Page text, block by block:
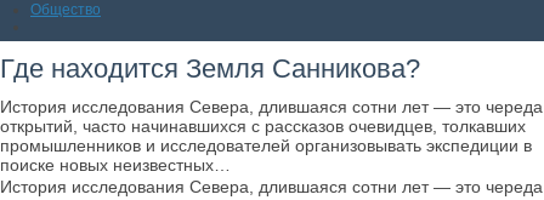
Общество
Где находится Земля Санникова?
История исследования Севера, длившаяся сотни лет — это череда
открытий, часто начинавшихся с рассказов очевидцев, толкавших
промышленников и исследователей организовывать экспедиции в
поиске новых неизвестных…
История исследования Севера, длившаяся сотни лет — это череда